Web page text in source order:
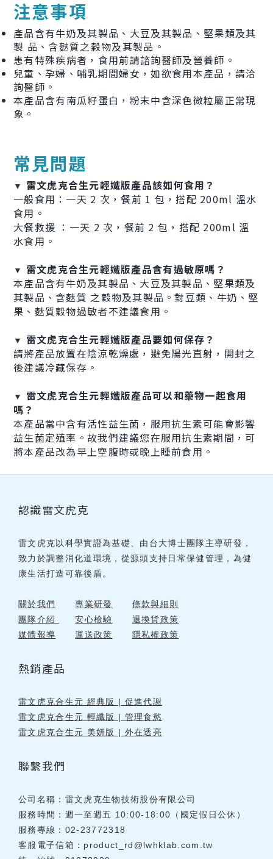
注意事項
產品含有牛奶及其製品、大豆及其製品、堅果類及其
製 品、含麩質之穀物及其製品。
患有特殊疾病者，食用前請諮詢醫師及營養師。
兒童、孕婦、哺乳期間婦女，如欲食用本產品，請洽
詢醫師。
本產品含有南瓜籽蛋白，粉末中含深色微粒屬正常現
象。
常見問題
▼ 雷文虎克合生元輕孅版產品該如何食用？
一般食用：一天 2 次，餐前 1 包，搭配 200ml 溫水
食用。
大餐救援 ：一天 2 次，餐前 2 包，搭配 200ml 溫
水食用。
▼ 雷文虎克合生元輕孅版產品含有過敏原嗎？
本產品含有牛奶及其製品、大豆及其製品、堅果類及
其製品、含麩質 之穀物及其製品。對豆類、牛奶、堅
果、麩質穀物過敏者不建議食用。
▼ 雷文虎克合生元輕孅版產品要如何保存？
請將產品放置在陰涼乾燥處，避免陽光直射，開封之
後建議冷藏保存。
▼ 雷文虎克合生元輕孅版產品可以和藥物一起食用
嗎？
本產品當中含有活性益生菌，服用抗生素可能會影響
益生菌定殖率。故我們建議您在服用抗生素期間，可
將本產品改為早上空腹時或晚上睡前食用。
認識雷文虎克
雷文虎克以科學實證為基礎、由台大博士團隊主導研發，
致力於調整消化道環境，從源頭支持日常保健管理，為健
康生活打造可靠後盾。
關於我們 專業研發
條款與細則
團隊介紹
安心檢驗
退換貨政策
媒體報導
運送政策 隱私權政策
熱銷產品
雷文虎克合生元 經典版 | 促進代謝
雷文虎克合生元 輕纖版 | 管理食慾
雷文虎克合生元 美妍版 | 外在透亮
聯繫我們
公司名稱：雷文虎克生物技術股份有限公司
服務時間：週一至週五 10:00-18:00（國定假日公休）
服務專線：02-23772318
客服電子信箱： product_rd@lwhklab.com.tw